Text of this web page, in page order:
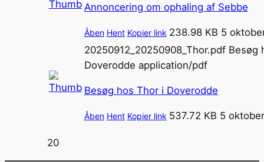
Annoncering om ophaling af Sebbe
Åben Hent Kopier link 238.98 KB 5
20250912_20250908_Thor.pdf Besøg
Doverodde application/pdf
Besøg hos Thor i Doverodde
Åben Hent Kopier link 537.72 KB 5
20